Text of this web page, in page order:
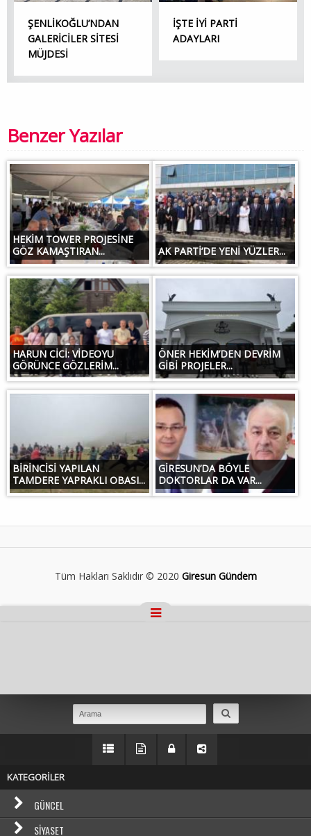
ŞENLİKOĞLU’NDAN
GALERİCİLER SİTESİ
MÜJDESİ
İŞTE İYİ PARTİ
ADAYLARI
Benzer Yazılar
HEKİM TOWER PROJESİNE
GÖZ KAMAŞTIRAN...
AK PARTİ’DE YENİ YÜZLER...
HARUN CİCİ: VİDEOYU
GÖRÜNCE GÖZLERİM...
ÖNER HEKİM’DEN DEVRİM
GİBİ PROJELER...
BİRİNCİSİ YAPILAN
TAMDERE YAPRAKLI OBASI...
GİRESUN’DA BÖYLE
DOKTORLAR DA VAR...
Tüm Hakları Saklıdır © 2020 Giresun Gündem
KATEGORİLER
GÜNCEL
SIYASET